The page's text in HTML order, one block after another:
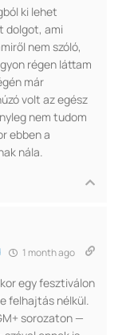
ki lehet
dolgot, ami
nem szóló,
régen láttam
már
volt az egész
nem tudom
ebben a
nála.
1 month ago
egy fesztiválon
felhajtás nélkül.
sorozaton —